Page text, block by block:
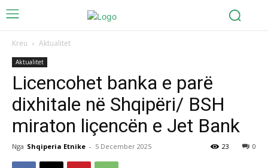
Kreu Aktualitet
Aktualitet
Licencohet banka e parë
dixhitale në Shqipëri/ BSH
miraton liçencën e Jet Bank
Nga Shqiperia Etnike - 5 December 2025 0
23